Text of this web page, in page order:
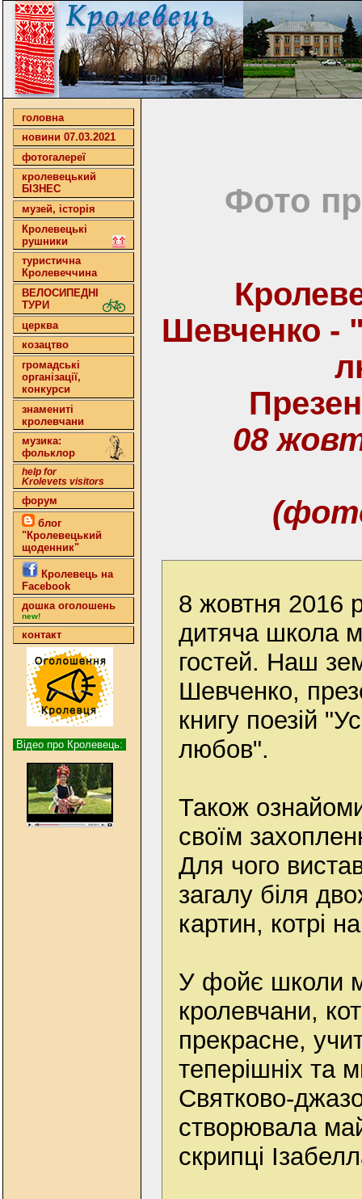
головна
новини 07.03.2021
фотогалереї
кролевецький
БІЗНЕС
музей, історія
Кролевецькі
рушники
туристична
Кролевеччина
ВЕЛОСИПЕДНІ
ТУРИ
церква
козацтво
громадські
організації,
конкурси
знамениті
кролевчани
музика:
фольклор
help for
Krolevets visitors
форум
блог
"Кролевецький
щоденник"
Кролевець на
Facebook
дошка оголошень
new!
контакт
Відео про Кролевець:
Фото
Шевченко -
08
8 жовтня 2016
дитяча школа
гостей. Наш
Шевченко,
книгу поезій
любов".
Також
своїм
Для чого
загалу біля
картин, котрі
У фойє школи
кролевчани,
прекрасне,
теперішніх та
Святково-
створювала
скрипці